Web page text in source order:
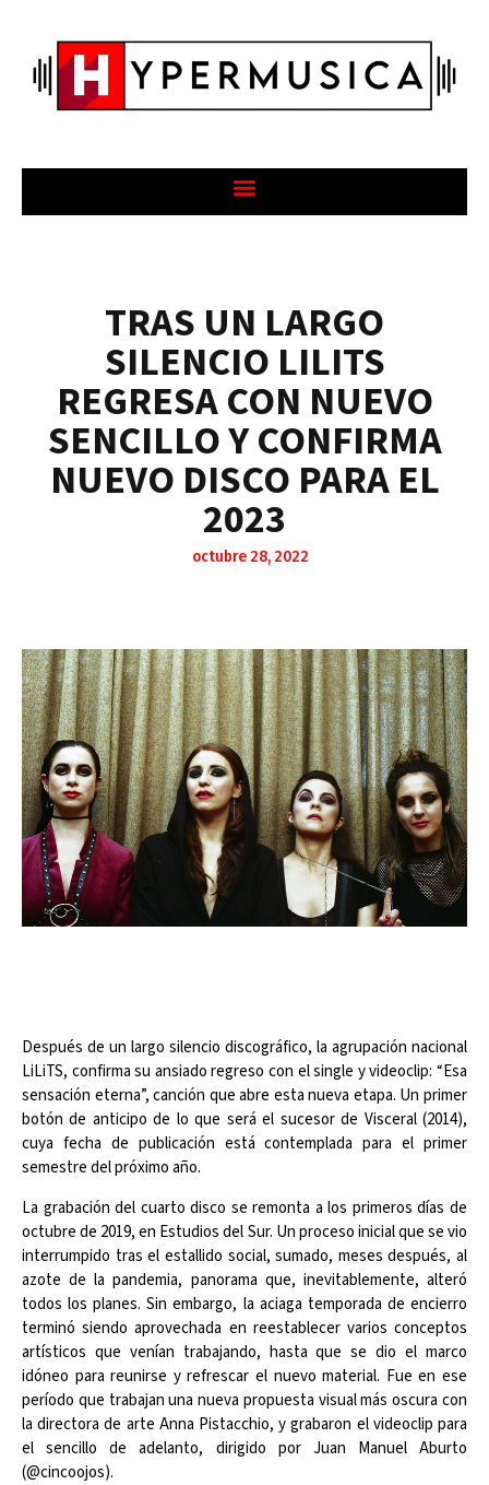
TRAS UN LARGO
SILENCIO LILITS
REGRESA CON NUEVO
SENCILLO Y CONFIRMA
NUEVO DISCO PARA EL
2023
octubre 28, 2022
Después de un largo silencio discográfico, la agrupación nacional
LiLiTS, confirma su ansiado regreso con el single y videoclip: “Esa
sensación eterna”, canción que abre esta nueva etapa. Un primer
botón de anticipo de lo que será el sucesor de Visceral (2014),
cuya fecha de publicación está contemplada para el primer
semestre del próximo año.
La grabación del cuarto disco se remonta a los primeros días de
octubre de 2019, en Estudios del Sur. Un proceso inicial que se vio
interrumpido tras el estallido social, sumado, meses después, al
azote de la pandemia, panorama que, inevitablemente, alteró
todos los planes. Sin embargo, la aciaga temporada de encierro
terminó siendo aprovechada en reestablecer varios conceptos
artísticos que venían trabajando, hasta que se dio el marco
idóneo para reunirse y refrescar el nuevo material. Fue en ese
período que trabajan una nueva propuesta visual más oscura con
la directora de arte Anna Pistacchio, y grabaron el videoclip para
el sencillo de adelanto, dirigido por Juan Manuel Aburto
(@cincoojos).